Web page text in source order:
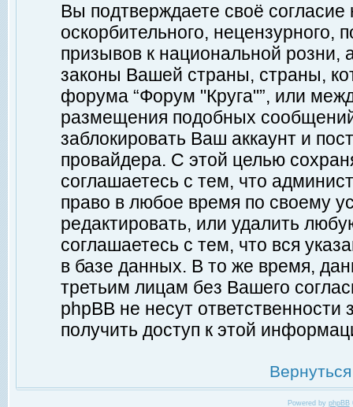
Вы подтверждаете своё
оскорбительного, нецензурного,
призывов к национальной
законы Вашей страны, страны,
форума “Форум "Круга"”, или
размещения подобных
заблокировать Ваш аккаунт и
провайдера. С этой целью
соглашаетесь с тем, что
право в любое время по своему
редактировать, или удалить
соглашаетесь с тем, что вся
в базе данных. В то же время,
третьим лицам без Вашего
phpBB не несут ответственности
получить доступ к этой
Powered by phpBB